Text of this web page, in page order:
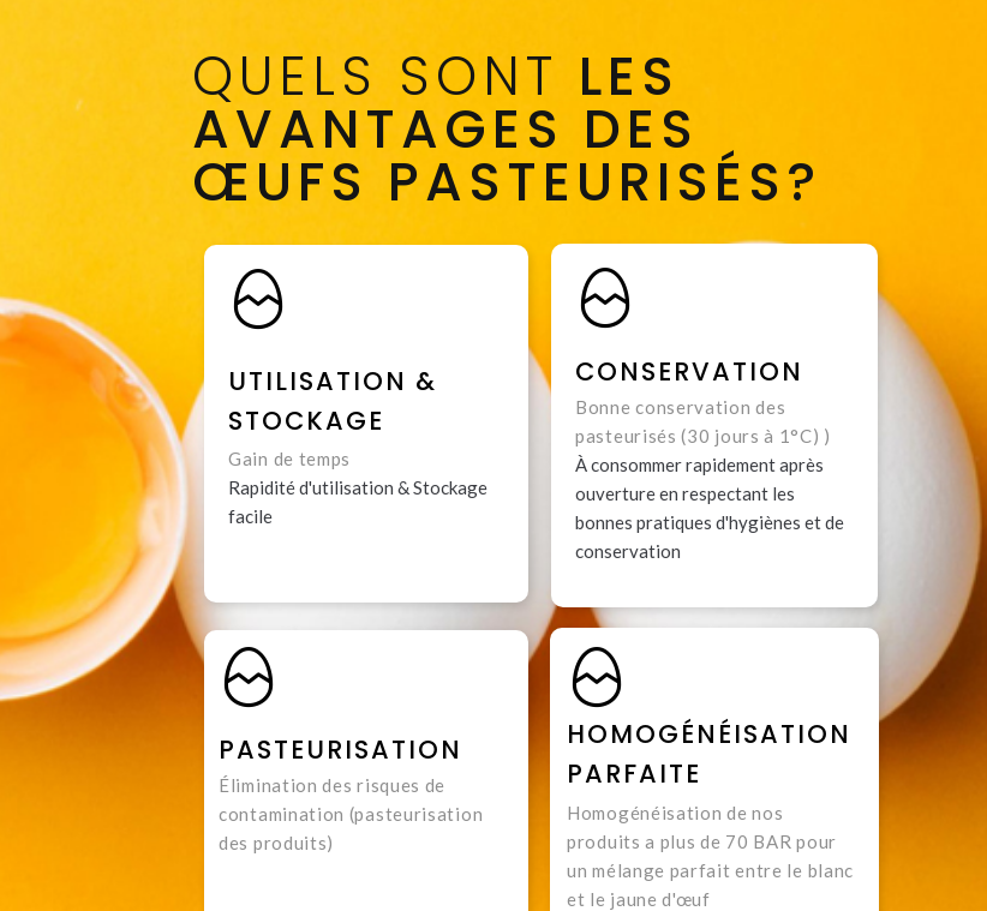
QUELS SONT LES
AVANTAGES DES
ŒUFS PASTEURISÉS?
UTILISATION &
STOCKAGE
Gain de temps
Rapidité d'utilisation & Stockage
facile
CONSERVATION
Bonne conservation des
pasteurisés (30 jours à 1°C) )
À consommer rapidement après
ouverture en respectant les
bonnes pratiques d'hygiènes et de
conservation
PASTEURISATION
Élimination des risques de
contamination (pasteurisation
des produits)
HOMOGÉNÉISATION
PARFAITE
Homogénéisation de nos
produits a plus de 70 BAR pour
un mélange parfait entre le blanc
et le jaune d'œuf